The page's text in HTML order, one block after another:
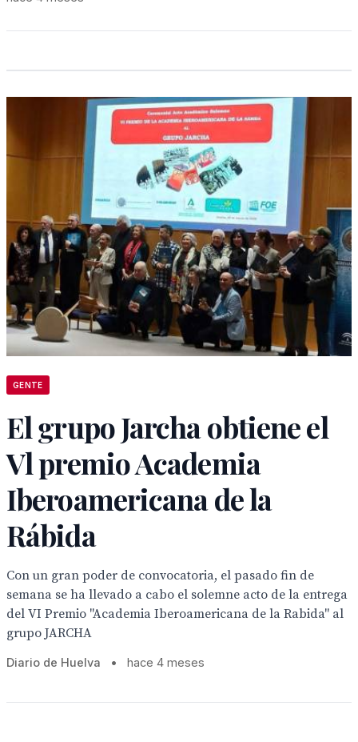
GENTE
El grupo Jarcha obtiene el
Vl premio Academia
Iberoamericana de la
Rábida
Con un gran poder de convocatoria, el pasado fin de
semana se ha llevado a cabo el solemne acto de la entrega
del VI Premio "Academia Iberoamericana de la Rabida" al
grupo JARCHA
Diario de Huelva • hace 4 meses